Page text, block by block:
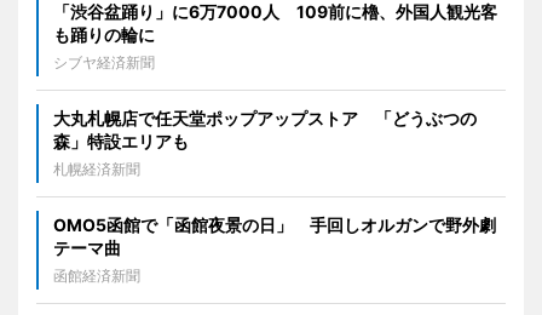
「渋谷盆踊り」に6万7000人 109前に櫓、外国人観光客
も踊りの輪に
シブヤ経済新聞
大丸札幌店で任天堂ポップアップストア 「どうぶつの
森」特設エリアも
札幌経済新聞
OMO5函館で「函館夜景の日」 手回しオルガンで野外劇
テーマ曲
函館経済新聞